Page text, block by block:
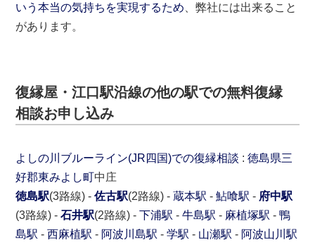
いう本当の気持ちを実現するため 、弊社には出来ること
があります。
復縁屋・江口駅沿線の他の駅での無料復縁
相談お申し込み
よしの川ブルーライン(JR四国)での復縁相談 :徳島県三
好郡東みよし町中庄
徳島駅(3路線) -佐古駅(2路線) -蔵本駅 -鮎喰駅 - 府中駅
(3路線) -石井駅(2路線) -下浦駅 -牛島駅 - 麻植塚駅 -鴨
島駅 -西麻植駅 - 阿波川島駅 -学駅 - 山瀬駅 - 阿波山川駅